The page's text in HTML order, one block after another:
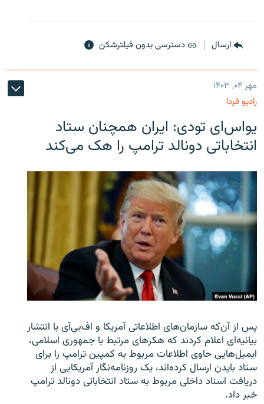
ارسال دسترسی بدون فیلترشکن
مهر ۰۴, ۱۴۰۳
رادیو فردا
یو‌اس‌ای تودی: ایران همچنان ستاد
انتخاباتی دونالد ترامپ را هک می‌کند
پس از آن‌که سازمان‌های اطلاعاتی آمریکا و اف‌بی‌آی با انتشار
بیانیه‌ای اعلام کردند که هکرهای مرتبط با جمهوری اسلامی،
ایمیل‌هایی حاوی اطلاعات مربوط به کمپین ترامپ را برای
ستاد بایدن ارسال کرده‌اند، یک روزنامه‌نگار آمریکایی از
دریافت اسناد داخلی مربوط به ستاد انتخاباتی دونالد ترامپ
خبر داد.